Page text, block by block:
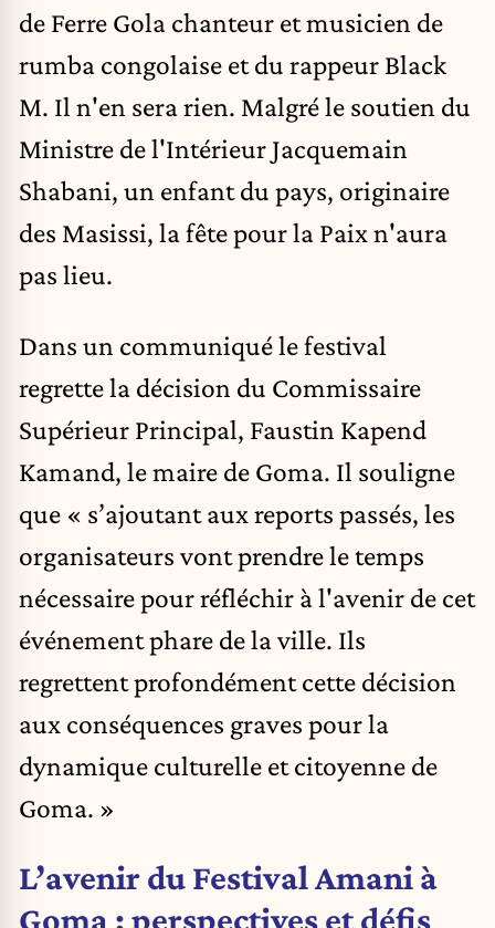
de Ferre Gola chanteur et musicien de
rumba congolaise et du rappeur Black
M. Il n'en sera rien. Malgré le soutien du
Ministre de l'Intérieur Jacquemain
Shabani, un enfant du pays, originaire
des Masissi, la fête pour la Paix n'aura
pas lieu.
Dans un communiqué le festival
regrette la décision du Commissaire
Supérieur Principal, Faustin Kapend
Kamand, le maire de Goma. Il souligne
que « s’ajoutant aux reports passés, les
organisateurs vont prendre le temps
nécessaire pour réfléchir à l'avenir de cet
événement phare de la ville. Ils
regrettent profondément cette décision
aux conséquences graves pour la
dynamique culturelle et citoyenne de
Goma. »
L’avenir du Festival Amani à
Goma : perspectives et défis